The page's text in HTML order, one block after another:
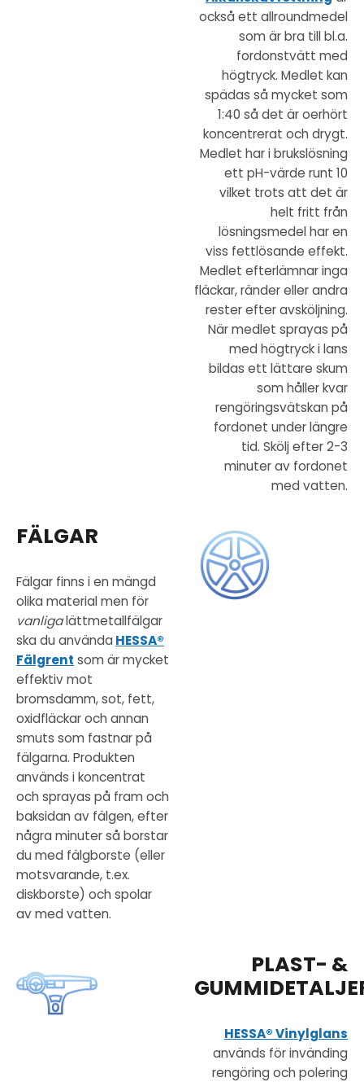
också ett allroundmedel
som är bra till bl.a.
fordonstvätt med
högtryck. Medlet kan
spädas så mycket som
1:40 så det är oerhört
koncentrerat och drygt.
Medlet har i brukslösning
ett pH-värde runt 10
vilket trots att det är
helt fritt från
lösningsmedel har en
viss fettlösande effekt.
Medlet efterlämnar inga
fläckar, ränder eller andra
rester efter avsköljning.
När medlet sprayas på
med högtryck i lans
bildas ett lättare skum
som håller kvar
rengöringsvätskan på
fordonet under längre
tid. Skölj efter 2-3
minuter av fordonet
med vatten.
FÄLGAR
Fälgar finns i en mängd
olika material men för
vanligalättmetallfälgar
ska du använda HESSA®
Fälgrent som är mycket
effektiv mot
bromsdamm, sot, fett,
oxidfläckar och annan
smuts som fastnar på
fälgarna. Produkten
används i koncentrat
och sprayas på fram och
baksidan av fälgen, efter
några minuter så borstar
du med fälgborste (eller
motsvarande, t.ex.
diskborste) och spolar
av med vatten.
PLAST- &
HESSA® Vinylglans
används för invänding
rengöring och polering